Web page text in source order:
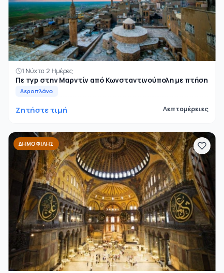
1 Νύχτα 2 Ημέρες
Πε тур στην Μαρντίν από Κωνσταντινούπολη με πτήση
Αεροπλάνο
Ζητήστε τιμή Λεπτομέρειες
ΔΗΜΟΦΙΛΉΣ